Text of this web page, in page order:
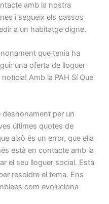
amb la nostra
i segueix els passos
a un habitatge digne.
que tenia ha
una oferta de lloguer
Amb la PAH Sí Que
desnonament per un
últimes quotes de
això és un error, que ella
està en contacte amb la
el seu lloguer social. Està
resoldre el tema. Ens
com evoluciona